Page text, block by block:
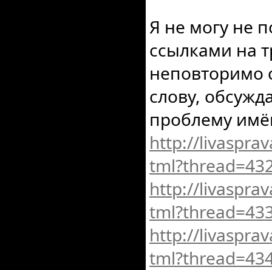
Я не могу не
ссылками на
неповторимо
слову,
проблему
http://
http://
http://